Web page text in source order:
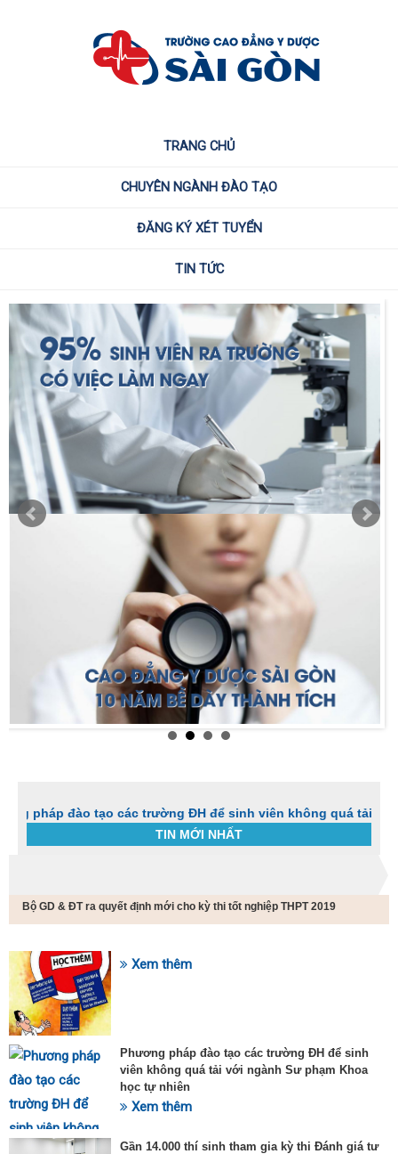
TRANG CHỦ
CHUYÊN NGÀNH ĐÀO TẠO
ĐĂNG KÝ XÉT TUYỂN
TIN TỨC
đào tạo các trường ĐH để sinh viên không quá tải với ngành
TIN MỚI NHẤT
Bộ GD & ĐT ra quyết định mới cho kỳ thi tốt nghiệp THPT 2019
SỰ KIỆN HOT Xem thêm
Phương pháp đào tạo các trường ĐH để sinh
viên không quá tải với ngành Sư phạm Khoa
học tự nhiên
Xem thêm
Gần 14.000 thí sinh tham gia kỳ thi Đánh giá tư